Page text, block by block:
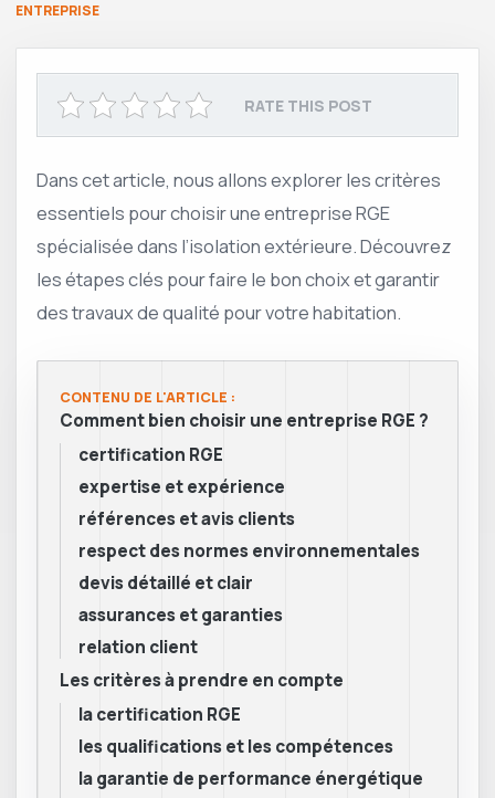
ENTREPRISE
RATE THIS POST
Dans cet article, nous allons explorer les critères
essentiels pour choisir une entreprise RGE
spécialisée dans l’isolation extérieure. Découvrez
les étapes clés pour faire le bon choix et garantir
des travaux de qualité pour votre habitation.
CONTENU DE L'ARTICLE :
Comment bien choisir une entreprise RGE ?
certification RGE
expertise et expérience
références et avis clients
respect des normes environnementales
devis détaillé et clair
assurances et garanties
relation client
Les critères à prendre en compte
la certification RGE
les qualifications et les compétences
la garantie de performance énergétique